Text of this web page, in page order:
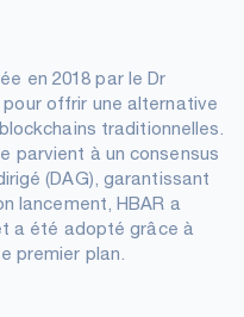
en 2018 par le Dr
offrir une alternative
traditionnelles.
parvient à un consensus
(DAG), garantissant
lancement, HBAR a
a été adopté grâce à
premier plan.